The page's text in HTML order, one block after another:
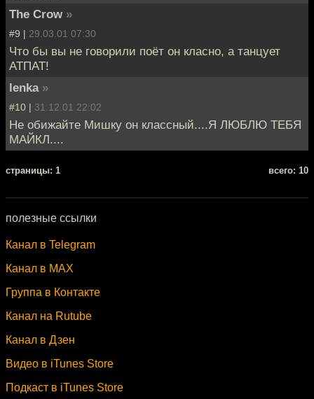
The Crow »
#9 | 29.03.01 07:30
Что бы вы не говорили поёт он класно, а танцует
АТПАТ!
lenka »
#10 | 31.12.01 22:02
Не обижайте Мишку он классный....Я ЛЮБЛЮ ТЕБЯ
МАЙКЛ....
cтраницы: 1 всего: 10
полезные ссылки
Канал в Telegram
Канал в MAX
Группа в Контакте
Канал на Rutube
Канал в Дзен
Видео в iTunes Store
Подкаст в iTunes Store